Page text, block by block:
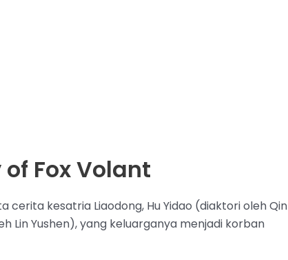
Fox Volant
cerita kesatria Liaodong, Hu Yidao (diaktori oleh Qin
Lin Yushen), yang keluarganya menjadi korban